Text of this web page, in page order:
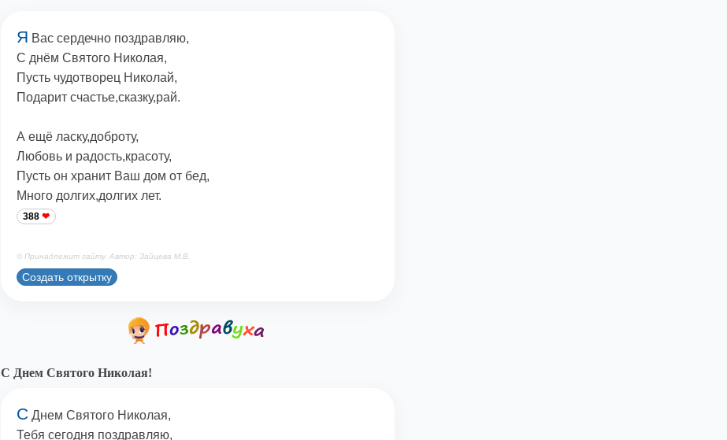
Я Вас сердечно поздравляю,
С днём Святого Николая,
Пусть чудотворец Николай,
Подарит счастье,сказку,рай.
А ещё ласку,доброту,
Любовь и радость,красоту,
Пусть он хранит Ваш дом от бед,
Много долгих,долгих лет.
388
© Принадлежит сайту. Автор: Зайцева М.В.
Создать открытку
С Днем Святого Николая!
СДнем Святого Николая,
Тебя сегодня поздравляю,